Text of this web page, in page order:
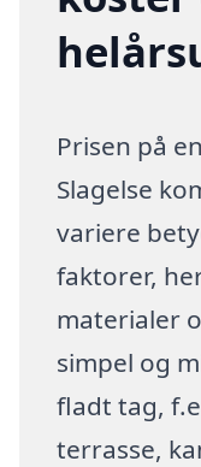
Prisen på
Slagelse
variere
faktorer,
materialer
simpel og
fladt tag,
terrasse,